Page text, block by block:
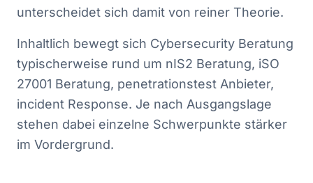
unterscheidet sich damit von reiner Theorie.
Inhaltlich bewegt sich Cybersecurity Beratung
typischerweise rund um nIS2 Beratung, iSO
27001 Beratung, penetrationstest Anbieter,
incident Response. Je nach Ausgangslage
stehen dabei einzelne Schwerpunkte stärker
im Vordergrund.